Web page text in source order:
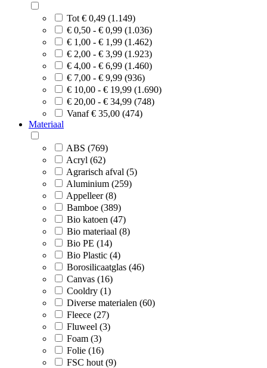
Tot € 0,49 (1.149)
€ 0,50 - € 0,99 (1.036)
€ 1,00 - € 1,99 (1.462)
€ 2,00 - € 3,99 (1.923)
€ 4,00 - € 6,99 (1.460)
€ 7,00 - € 9,99 (936)
€ 10,00 - € 19,99 (1.690)
€ 20,00 - € 34,99 (748)
Vanaf € 35,00 (474)
Materiaal
ABS (769)
Acryl (62)
Agrarisch afval (5)
Aluminium (259)
Appelleer (8)
Bamboe (389)
Bio katoen (47)
Bio materiaal (8)
Bio PE (14)
Bio Plastic (4)
Borosilicaatglas (46)
Canvas (16)
Cooldry (1)
Diverse materialen (60)
Fleece (27)
Fluweel (3)
Foam (3)
Folie (16)
FSC hout (9)